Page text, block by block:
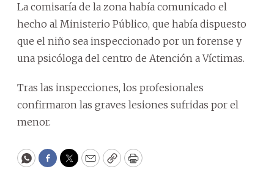
La comisaría de la zona había comunicado el
hecho al Ministerio Público, que había dispuesto
que el niño sea inspeccionado por un forense y
una psicóloga del centro de Atención a Víctimas.
Tras las inspecciones, los profesionales
confirmaron las graves lesiones sufridas por el
menor.
WhatsApp
Facebook
Twitter
EmailCopyPrint